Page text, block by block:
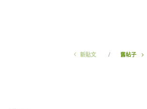
新貼文 舊帖子